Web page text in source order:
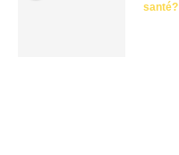
santé?